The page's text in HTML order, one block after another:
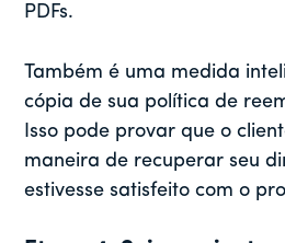
PDFs.
Também é uma medida
cópia de sua política de
Isso pode provar que o
maneira de recuperar seu
estivesse satisfeito com o